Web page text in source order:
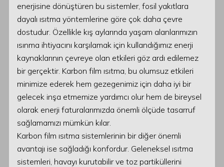
enerjisine dönüştüren bu sistemler, fosil yakıtlara
dayalı ısıtma yöntemlerine göre çok daha çevre
dostudur. Özellikle kış aylarında yaşam alanlarımızın
ısınma ihtiyacını karşılamak için kullandığımız enerji
kaynaklarının çevreye olan etkileri göz ardı edilemez
bir gerçektir. Karbon film ısıtma, bu olumsuz etkileri
minimize ederek hem gezegenimiz için daha iyi bir
gelecek inşa etmemize yardımcı olur hem de bireysel
olarak enerji faturalarımızda önemli ölçüde tasarruf
sağlamamızı mümkün kılar.
Karbon film ısıtma sistemlerinin bir diğer önemli
avantajı ise sağladığı konfordur. Geleneksel ısıtma
sistemleri, havayı kurutabilir ve toz partiküllerini